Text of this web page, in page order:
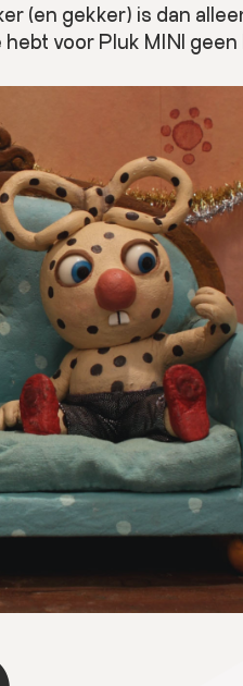
(en gekker) is dan
voor Pluk MINI geen